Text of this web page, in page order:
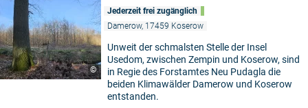
©
Jederzeit frei zugänglich
Damerow, 17459 Koserow
Unweit der schmalsten Stelle der Insel
Usedom, zwischen Zempin und Koserow, sind
in Regie des Forstamtes Neu Pudagla die
beiden Klimawälder Damerow und Koserow
entstanden.